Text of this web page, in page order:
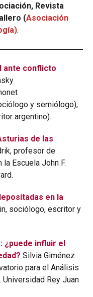
Revista
(Asociación
.
ante conflicto
y semiólogo);
argentino).
de las
profesor de
Escuela John F.
en la
sociólogo, escritor y
¿puede influir el
Silvia Giménez
para el Análisis
Rey Juan